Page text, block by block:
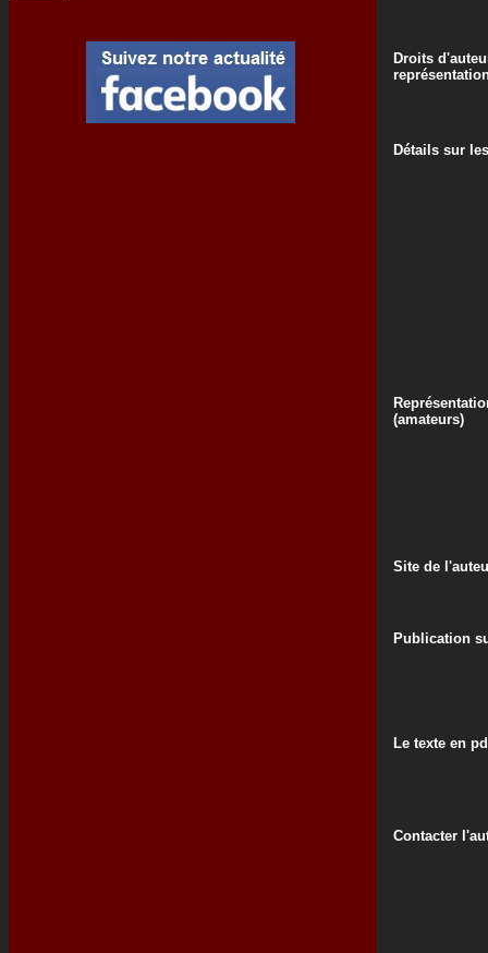
Droits
Détails sur
(amateurs)
Site de
Publication
Le texte en
Contacter